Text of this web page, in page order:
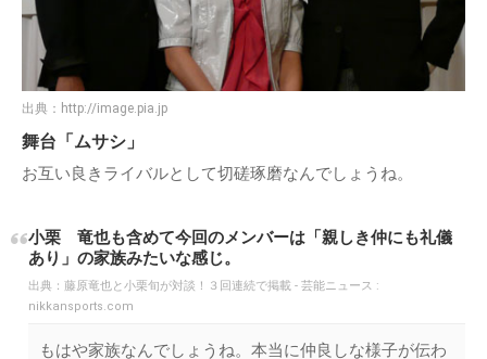
出典： http://image.pia.jp
舞台「ムサシ」
お互い良きライバルとして切磋琢磨なんでしょうね。
小栗 竜也も含めて今回のメンバーは「親しき仲にも礼儀
あり」の家族みたいな感じ。
出典： 藤原竜也と小栗旬が対談！３回連続で掲載 - 芸能ニュース :
nikkansports.com
もはや家族なんでしょうね。本当に仲良しな様子が伝わ